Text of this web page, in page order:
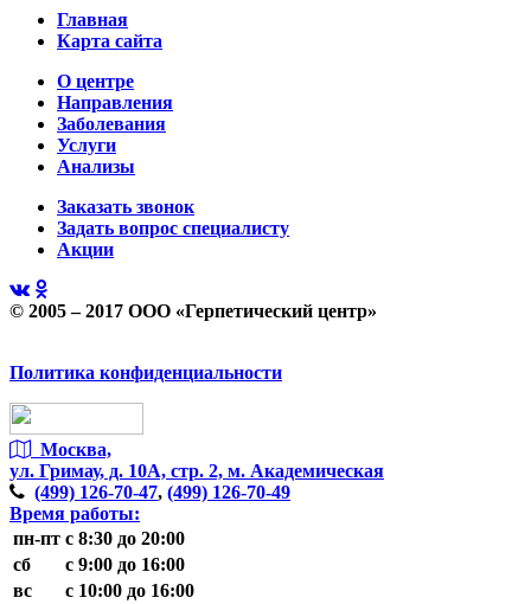
Главная
Карта сайта
О центре
Направления
Заболевания
Услуги
Анализы
Заказать звонок
Задать вопрос специалисту
Акции
© 2005 – 2017 ООО «Герпетический центр»
Политика конфиденциальности
Москва,
ул. Гримау, д. 10А, стр. 2, м. Академическая
(499) 126-70-47, (499) 126-70-49
Время работы:
пн-пт с 8:30 до 20:00
сб
с 9:00 до 16:00
вс
с 10:00 до 16:00